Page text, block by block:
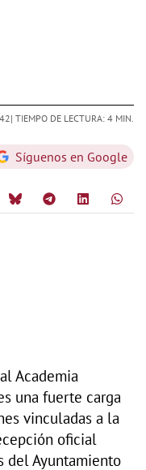
| TIEMPO DE LECTURA: 4 MIN.
Síguenos en Google
Academia
una fuerte carga
vinculadas a la
oficial
del Ayuntamiento